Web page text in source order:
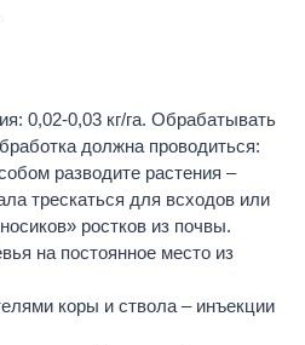
0,02-0,03 кг/га. Обрабатывать
должна проводиться:
разводите растения –
трескаться для всходов или
ростков из почвы.
на постоянное место из
коры и ствола – инъекции